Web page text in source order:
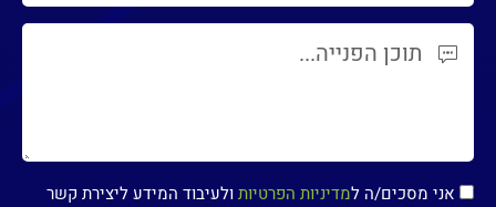
אני מסכים/ה למדיניות הפרטיותולעיבוד המידע ליצירת קשר